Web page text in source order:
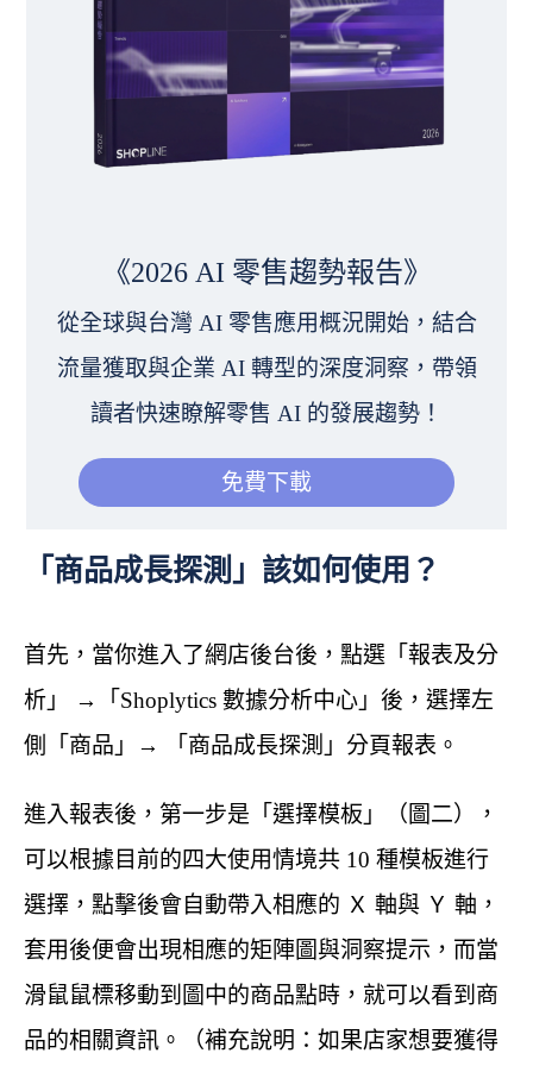
《2026 AI 零售趨勢報告》
從全球與台灣 AI 零售應用概況開始，結合
流量獲取與企業 AI 轉型的深度洞察，帶領
讀者快速瞭解零售 AI 的發展趨勢！
免費下載
「商品成長探測」該如何使用？
首先，當你進入了網店後台後，點選「報表及分
析」 →「Shoplytics 數據分析中心」後，選擇左
側「商品」→ 「商品成長探測」分頁報表。
進入報表後，第一步是「選擇模板」（圖二），
可以根據目前的四大使用情境共 10 種模板進行
選擇，點擊後會自動帶入相應的 Ｘ 軸與 Ｙ 軸，
套用後便會出現相應的矩陣圖與洞察提示，而當
滑鼠鼠標移動到圖中的商品點時，就可以看到商
品的相關資訊。（補充說明：如果店家想要獲得